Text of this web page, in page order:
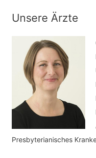
a
tUnsere Ärzte
Presbyterianisches